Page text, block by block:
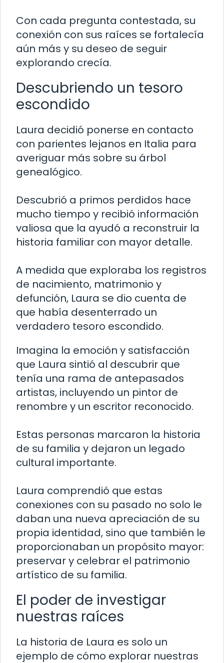
Con cada pregunta contestada, su
conexión con sus raíces se fortalecía
aún más y su deseo de seguir
explorando crecía.
Descubriendo un tesoro
escondido
Laura decidió ponerse en contacto
con parientes lejanos en Italia para
averiguar más sobre su árbol
genealógico.
Descubrió a primos perdidos hace
mucho tiempo y recibió información
valiosa que la ayudó a reconstruir la
historia familiar con mayor detalle.
A medida que exploraba los registros
de nacimiento, matrimonio y
defunción, Laura se dio cuenta de
que había desenterrado un
verdadero tesoro escondido.
Imagina la emoción y satisfacción
que Laura sintió al descubrir que
tenía una rama de antepasados
artistas, incluyendo un pintor de
renombre y un escritor reconocido.
Estas personas marcaron la historia
de su familia y dejaron un legado
cultural importante.
Laura comprendió que estas
conexiones con su pasado no solo le
daban una nueva apreciación de su
propia identidad, sino que también le
proporcionaban un propósito mayor:
preservar y celebrar el patrimonio
artístico de su familia.
El poder de investigar
nuestras raíces
La historia de Laura es solo un
ejemplo de cómo explorar nuestras